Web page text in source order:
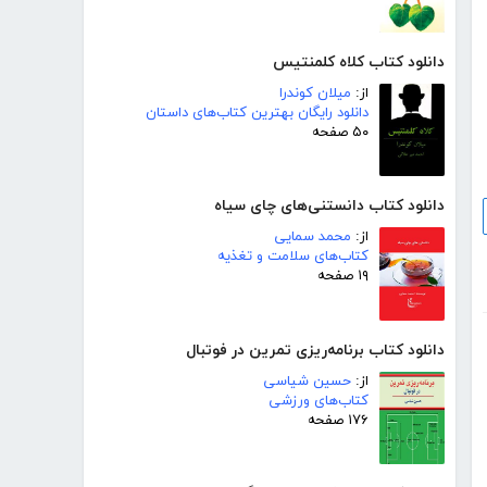
دانلود کتاب کلاه کلمنتیس
از: میلان کوندرا
دانلود رایگان بهترین کتاب‌های داستان
۵۰ صفحه
دانلود کتاب دانستنی‌های چای سیاه
از: محمد سمایی
کتاب‌های سلامت و تغذیه
۱۹ صفحه
دانلود کتاب برنامه‌ریزی تمرین در فوتبال
از: حسین شیاسی
کتاب‌های ورزشی
۱۷۶ صفحه